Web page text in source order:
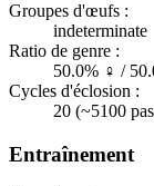
Groupes d'œufs :
indeterminate
Ratio de genre :
50.0% ♀ /
Cycles d'éclosion :
20 (~5100
Entraînement